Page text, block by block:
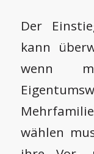
Der
kann
wenn
wählen